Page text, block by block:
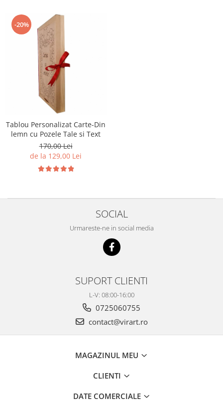
-20%
Tablou Personalizat Carte-Din
lemn cu Pozele Tale si Text
170,00 Lei
de la 129,00 Lei
SOCIAL
Urmareste-ne in social media
SUPORT CLIENTI
L-V: 08:00-16:00
0725060755
contact@virart.ro
MAGAZINUL MEU
CLIENTI
DATE COMERCIALE